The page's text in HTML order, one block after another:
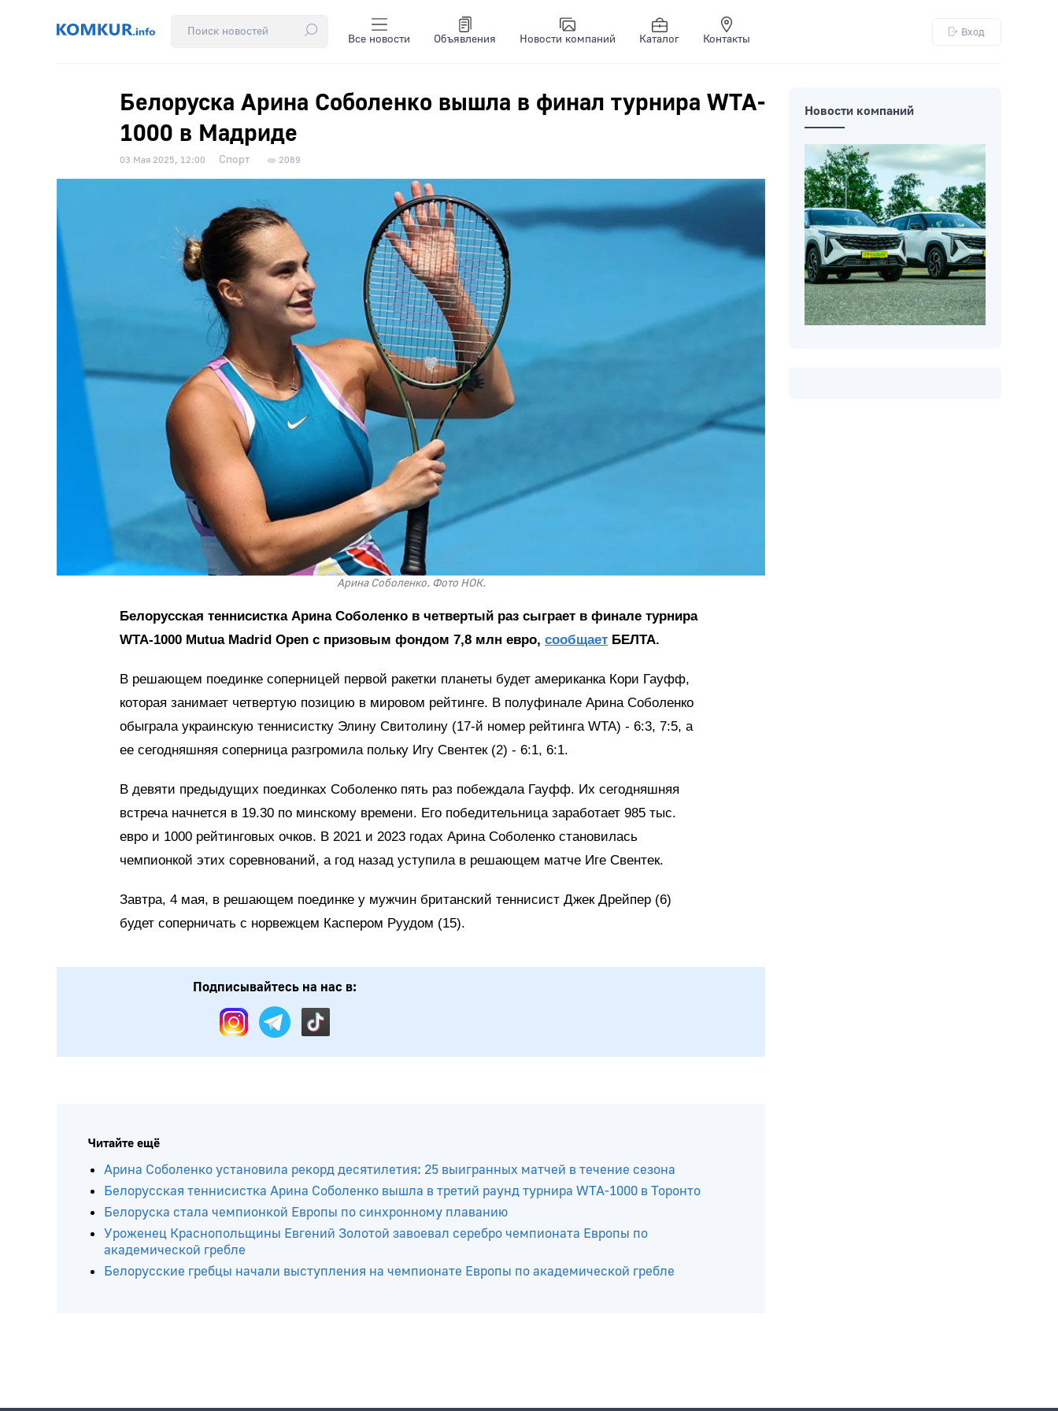
Все новости Объявления Новости компаний Каталог Контакты
Вход
Белоруска Арина Соболенко вышла в финал турнира WTA-
1000 в Мадриде
03 Мая 2025, 12:00 Спорт 2089
Арина Соболенко. Фото НОК.
Белорусская теннисистка Арина Соболенко в четвертый раз сыграет в финале турнира
WTA-1000 Mutua Madrid Open с призовым фондом 7,8 млн евро, сообщает БЕЛТА.
В решающем поединке соперницей первой ракетки планеты будет американка Кори Гауфф,
которая занимает четвертую позицию в мировом рейтинге. В полуфинале Арина Соболенко
обыграла украинскую теннисистку Элину Свитолину (17-й номер рейтинга WTA) - 6:3, 7:5, а
ее сегодняшняя соперница разгромила польку Игу Свентек (2) - 6:1, 6:1.
В девяти предыдущих поединках Соболенко пять раз побеждала Гауфф. Их сегодняшняя
встреча начнется в 19.30 по минскому времени. Его победительница заработает 985 тыс.
евро и 1000 рейтинговых очков. В 2021 и 2023 годах Арина Соболенко становилась
чемпионкой этих соревнований, а год назад уступила в решающем матче Иге Свентек.
Завтра, 4 мая, в решающем поединке у мужчин британский теннисист Джек Дрейпер (6)
будет соперничать с норвежцем Каспером Руудом (15).
Подписывайтесь на нас в:
Читайте ещё
Арина Соболенко установила рекорд десятилетия: 25 выигранных матчей в течение сезона
Белорусская теннисистка Арина Соболенко вышла в третий раунд турнира WTA-1000 в Торонто
Белоруска стала чемпионкой Европы по синхронному плаванию
Новости компаний